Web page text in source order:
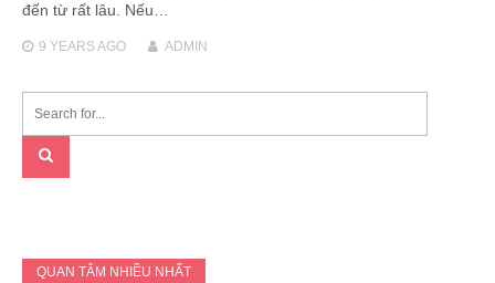
đến từ rất lâu. Nếu…
9 YEARSAGO ADMIN
QUAN TÂM NHIỀU NHẤT